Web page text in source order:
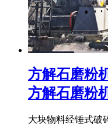
方解石磨粉
方解石磨粉
大块物料经锤式破